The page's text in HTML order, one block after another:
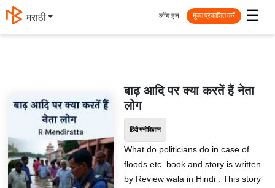
मराठी ☰
लॉग इन मुक्त प्रकाशित करें
बाढ़ आदि पर क्या करतें हैं नेता
लोग
हिंदी मनोविज्ञान
What do politicians do in case of
floods etc. book and story is written
by Review wala in Hindi . This story